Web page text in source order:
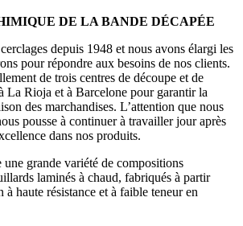
DE LA BANDE DÉCAPÉE
depuis 1948 et nous avons élargi les
pour répondre aux besoins de nos clients.
de trois centres de découpe et de
La Rioja et à Barcelone pour garantir la
des marchandises. L’attention que nous
pousse à continuer à travailler jour après
dans nos produits.
grande variété de compositions
laminés à chaud, fabriqués à partir
à haute résistance et à faible teneur en